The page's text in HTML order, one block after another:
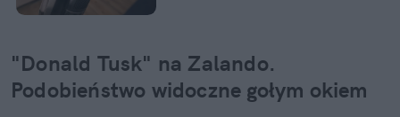
"Donald Tusk" na Zalando.
Podobieństwo widoczne gołym okiem